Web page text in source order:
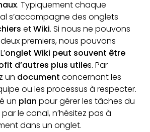
. Typiquement chaque
s’accompagne des onglets
etWiki. Si nous ne pouvons
premiers, nous pouvons
onglet Wiki peut souvent être
d’autres plus utiles. Par
un document concernant les
ou les processus à respecter.
un plan pour gérer les tâches du
le canal, n’hésitez pas à
dans un onglet.